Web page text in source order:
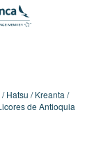
Hatsu
Kreanta
de Antioquia